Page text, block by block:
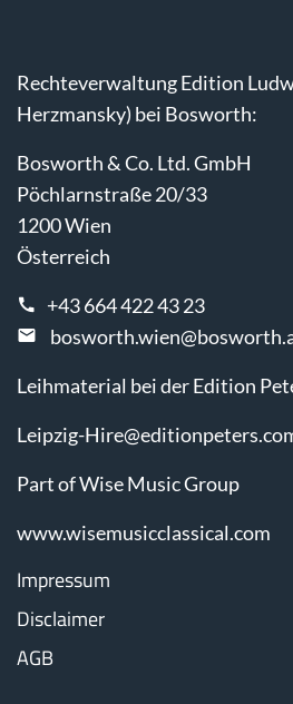
Rechteverwaltung Edition
Herzmansky) bei Bosworth:
Bosworth & Co. Ltd. GmbH
Pöchlarnstraße 20/33
1200 Wien
Österreich
+43 664 422 43 23
Leihmaterial bei der Edition
Leipzig-
Part of Wise Music Group
www.wisemusicclassical.com
Impressum
Disclaimer
AGB